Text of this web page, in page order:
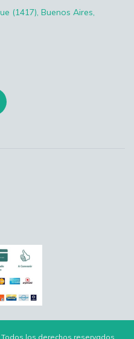
(1417), Buenos Aires,
los derechos reservados.